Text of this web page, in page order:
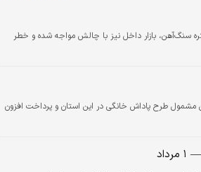
سنگ‌‌‌آهن، بازار داخل نیز با چالش مواجه شده و خطر
یزد از کاهش ۱۶ درصدی مصرف مشترکین مشمول طرح پاداش خانگی در این استان و پرداخت افزون